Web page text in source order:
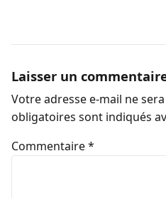
Laisser un
Votre adresse e-mail ne
obligatoires sont indiqués
Commentaire*